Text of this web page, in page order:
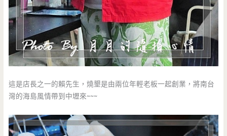
這是店長之一的賴先生，燒墾是由兩位年輕老板一起創業，將南台
灣的海島風情帶到中壢來~~~